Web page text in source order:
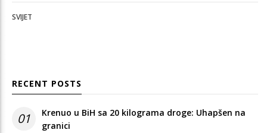
SVIJET
RECENT POSTS
01
Krenuo u BiH sa 20 kilograma droge: Uhapšen na
granici